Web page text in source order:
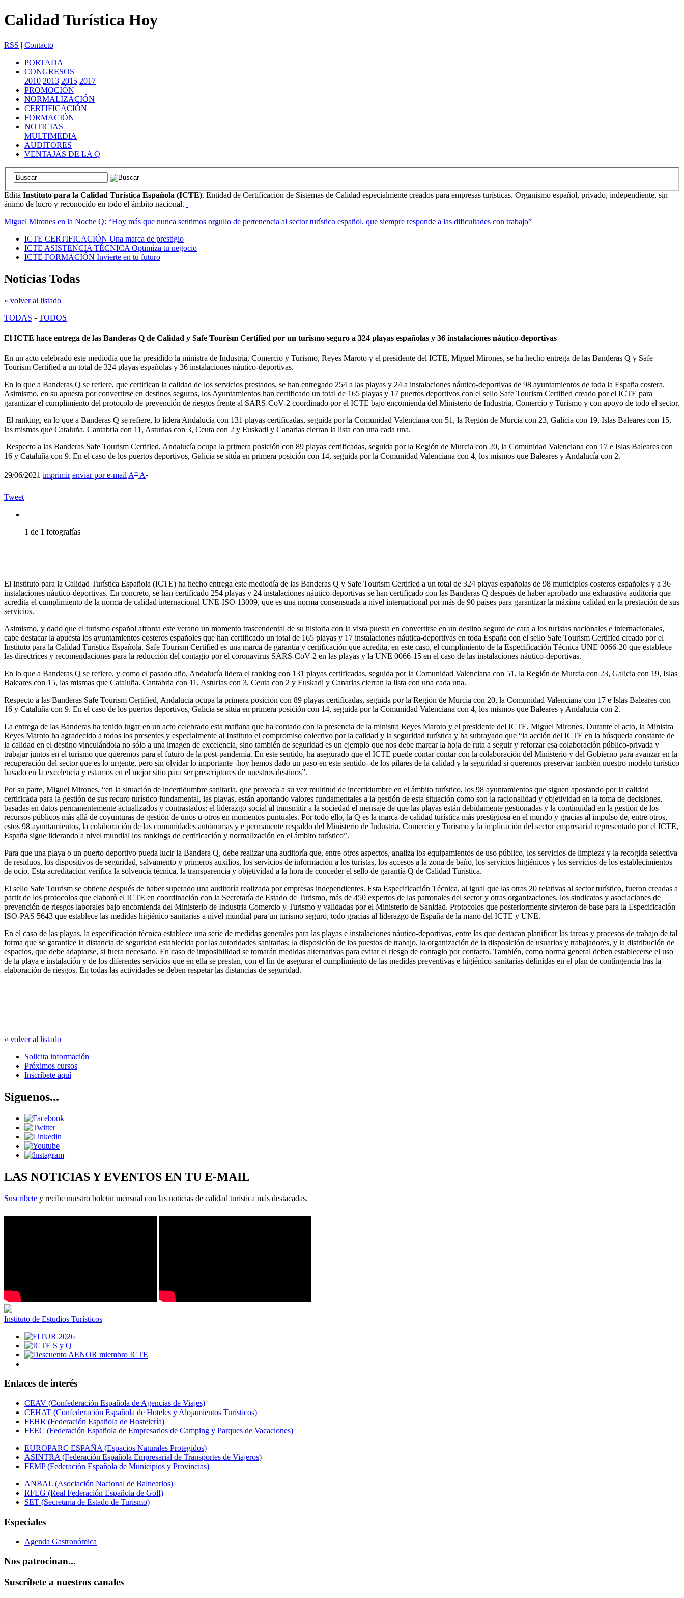
Calidad Turística Hoy
RSS | Contacto
PORTADA
CONGRESOS
2010 2013 2015 2017
PROMOCIÓN
NORMALIZACIÓN
CERTIFICACIÓN
FORMACIÓN
NOTICIAS
MULTIMEDIA
AUDITORES
VENTAJAS DE LA Q
Edita Instituto para la Calidad Turística Española (ICTE). Entidad de Certificación de Sistemas de Calidad especialmente creados para empresas turísticas. Organismo español, privado, independiente, sin
ánimo de lucro y reconocido en todo el ámbito nacional.
Miguel Mirones en la Noche Q: “Hoy más que nunca sentimos orgullo de pertenencia al sector turístico español, que siempre responde a las dificultades con trabajo”
ICTE CERTIFICACIÓN Una marca de prestigio
ICTE ASISTENCIA TÉCNICA Optimiza tu negocio
ICTE FORMACIÓN Invierte en tu futuro
Noticias Todas
« volver al listado
TODAS - TODOS
El ICTE hace entrega de las Banderas Q de Calidad y Safe Tourism Certified por un turismo seguro a 324 playas españolas y 36 instalaciones náutico-deportivas
En un acto celebrado este mediodía que ha presidido la ministra de Industria, Comercio y Turismo, Reyes Maroto y el presidente del ICTE, Miguel Mirones, se ha hecho entrega de las Banderas Q y Safe
Tourism Certified a un total de 324 playas españolas y 36 instalaciones náutico-deportivas.
En lo que a Banderas Q se refiere, que certifican la calidad de los servicios prestados, se han entregado 254 a las playas y 24 a instalaciones náutico-deportivas de 98 ayuntamientos de toda la España costera.
Asimismo, en su apuesta por convertirse en destinos seguros, los Ayuntamientos han certificado un total de 165 playas y 17 puertos deportivos con el sello Safe Tourism Certified creado por el ICTE para
garantizar el cumplimiento del protocolo de prevención de riesgos frente al SARS-CoV-2 coordinado por el ICTE bajo encomienda del Ministerio de Industria, Comercio y Turismo y con apoyo de todo el sector.
El ranking, en lo que a Banderas Q se refiere, lo lidera Andalucía con 131 playas certificadas, seguida por la Comunidad Valenciana con 51, la Región de Murcia con 23, Galicia con 19, Islas Baleares con 15,
las mismas que Cataluña. Cantabria con 11, Asturias con 3, Ceuta con 2 y Euskadi y Canarias cierran la lista con una cada una.
Respecto a las Banderas Safe Tourism Certified, Andalucía ocupa la primera posición con 89 playas certificadas, seguida por la Región de Murcia con 20, la Comunidad Valenciana con 17 e Islas Baleares con
16 y Cataluña con 9. En el caso de los puertos deportivos, Galicia se sitúa en primera posición con 14, seguida por la Comunidad Valenciana con 4, los mismos que Baleares y Andalucía con 2.
29/06/2021 imprimir enviar por e-mail A+ A-
Tweet
1 de 1 fotografías
El Instituto para la Calidad Turística Española (ICTE) ha hecho entrega este mediodía de las Banderas Q y Safe Tourism Certified a un total de 324 playas españolas de 98 municipios costeros españoles y a 36
instalaciones náutico-deportivas. En concreto, se han certificado 254 playas y 24 instalaciones náutico-deportivas se han certificado con las Banderas Q después de haber aprobado una exhaustiva auditoría que
acredita el cumplimiento de la norma de calidad internacional UNE-ISO 13009, que es una norma consensuada a nivel internacional por más de 90 países para garantizar la máxima calidad en la prestación de sus
servicios.
Asimismo, y dado que el turismo español afronta este verano un momento trascendental de su historia con la vista puesta en convertirse en un destino seguro de cara a los turistas nacionales e internacionales,
cabe destacar la apuesta los ayuntamientos costeros españoles que han certificado un total de 165 playas y 17 instalaciones náutica-deportivas en toda España con el sello Safe Tourism Certified creado por el
Instituto para la Calidad Turística Española. Safe Tourism Certified es una marca de garantía y certificación que acredita, en este caso, el cumplimiento de la Especificación Técnica UNE 0066-20 que establece
las directrices y recomendaciones para la reducción del contagio por el coronavirus SARS-CoV-2 en las playas y la UNE 0066-15 en el caso de las instalaciones náutico-deportivas.
En lo que a Banderas Q se refiere, y como el pasado año, Andalucía lidera el ranking con 131 playas certificadas, seguida por la Comunidad Valenciana con 51, la Región de Murcia con 23, Galicia con 19, Islas
Baleares con 15, las mismas que Cataluña. Cantabria con 11, Asturias con 3, Ceuta con 2 y Euskadi y Canarias cierran la lista con una cada una.
Respecto a las Banderas Safe Tourism Certified, Andalucía ocupa la primera posición con 89 playas certificadas, seguida por la Región de Murcia con 20, la Comunidad Valenciana con 17 e Islas Baleares con
16 y Cataluña con 9. En el caso de los puertos deportivos, Galicia se sitúa en primera posición con 14, seguida por la Comunidad Valenciana con 4, los mismos que Baleares y Andalucía con 2.
La entrega de las Banderas ha tenido lugar en un acto celebrado esta mañana que ha contado con la presencia de la ministra Reyes Maroto y el presidente del ICTE, Miguel Mirones. Durante el acto, la Ministra
Reyes Maroto ha agradecido a todos los presentes y especialmente al Instituto el compromiso colectivo por la calidad y la seguridad turística y ha subrayado que “la acción del ICTE en la búsqueda constante de
la calidad en el destino vinculándola no sólo a una imagen de excelencia, sino también de seguridad es un ejemplo que nos debe marcar la hoja de ruta a seguir y reforzar esa colaboración público-privada y
trabajar juntos en el turismo que queremos para el futuro de la post-pandemia. En este sentido, ha asegurado que el ICTE puede contar contar con la colaboración del Ministerio y del Gobierno para avanzar en la
recuperación del sector que es lo urgente, pero sin olvidar lo importante -hoy hemos dado un paso en este sentido- de los pilares de la calidad y la seguridad si queremos preservar también nuestro modelo turístico
basado en la excelencia y estamos en el mejor sitio para ser prescriptores de nuestros destinos”.
Por su parte, Miguel Mirones, “en la situación de incertidumbre sanitaria, que provoca a su vez multitud de incertidumbre en el ámbito turístico, los 98 ayuntamientos que siguen apostando por la calidad
certificada para la gestión de sus recuro turístico fundamental, las playas, están aportando valores fundamentales a la gestión de esta situación como son la racionalidad y objetividad en la toma de decisiones,
basadas en datos permanentemente actualizados y contrastados; el liderazgo social al transmitir a la sociedad el mensaje de que las playas están debidamente gestionadas y la continuidad en la gestión de los
recursos públicos más allá de coyunturas de gestión de unos u otros en momentos puntuales. Por todo ello, la Q es la marca de calidad turística más prestigiosa en el mundo y gracias al impulso de, entre otros,
estos 98 ayuntamientos, la colaboración de las comunidades autónomas y e permanente respaldo del Ministerio de Industria, Comercio y Turismo y la implicación del sector empresarial representado por el ICTE,
España sigue liderando a nivel mundial los rankings de certificación y normalización en el ámbito turístico”.
Para que una playa o un puerto deportivo pueda lucir la Bandera Q, debe realizar una auditoría que, entre otros aspectos, analiza los equipamientos de uso público, los servicios de limpieza y la recogida selectiva
de residuos, los dispositivos de seguridad, salvamento y primeros auxilios, los servicios de información a los turistas, los accesos a la zona de baño, los servicios higiénicos y los servicios de los establecimientos
de ocio. Esta acreditación verifica la solvencia técnica, la transparencia y objetividad a la hora de conceder el sello de garantía Q de Calidad Turística.
El sello Safe Tourism se obtiene después de haber superado una auditoría realizada por empresas independientes. Esta Especificación Técnica, al igual que las otras 20 relativas al sector turístico, fueron creadas a
partir de los protocolos que elaboró el ICTE en coordinación con la Secretaría de Estado de Turismo, más de 450 expertos de las patronales del sector y otras organizaciones, los sindicatos y asociaciones de
prevención de riesgos laborales bajo encomienda del Ministerio de Industria Comercio y Turismo y validadas por el Ministerio de Sanidad. Protocolos que posteriormente sirvieron de base para la Especificación
ISO-PAS 5643 que establece las medidas higiénico sanitarias a nivel mundial para un turismo seguro, todo gracias al liderazgo de España de la mano del ICTE y UNE.
En el caso de las playas, la especificación técnica establece una serie de medidas generales para las playas e instalaciones náutico-deportivas, entre las que destacan planificar las tareas y procesos de trabajo de tal
forma que se garantice la distancia de seguridad establecida por las autoridades sanitarias; la disposición de los puestos de trabajo, la organización de la disposición de usuarios y trabajadores, y la distribución de
espacios, que debe adaptarse, si fuera necesario. En caso de imposibilidad se tomarán medidas alternativas para evitar el riesgo de contagio por contacto. También, como norma general deben establecerse el uso
de la playa e instalación y de los diferentes servicios que en ella se prestan, con el fin de asegurar el cumplimiento de las medidas preventivas e higiénico-sanitarias definidas en el plan de contingencia tras la
elaboración de riesgos. En todas las actividades se deben respetar las distancias de seguridad.
« volver al listado
Solicita información
Próximos cursos
Inscríbete aquí
Síguenos...
LAS NOTICIAS Y EVENTOS EN TU E-MAIL
Suscríbete y recibe nuestro boletín mensual con las noticias de calidad turística más destacadas.
Instituto de Estudios Turísticos
Enlaces de interés
CEAV (Confederación Española de Agencias de Viajes)
CEHAT (Confederación Española de Hoteles y Alojamientos Turísticos)
FEHR (Federación Española de Hostelería)
FEEC (Federación Española de Empresarios de Camping y Parques de Vacaciones)
EUROPARC ESPAÑA (Espacios Naturales Protegidos)
ASINTRA (Federación Española Empresarial de Transportes de Viajeros)
FEMP (Federación Española de Municipios y Provincias)
ANBAL (Asociación Nacional de Balnearios)
RFEG (Real Federación Española de Golf)
SET (Secretaría de Estado de Turismo)
Especiales
Agenda Gastronómica
Nos patrocinan...
Suscríbete a nuestros canales